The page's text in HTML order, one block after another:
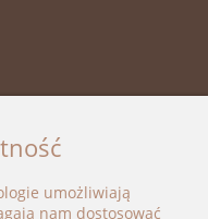
umożliwiają
nam dostosować